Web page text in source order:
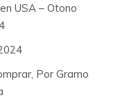
USA – Otono
Por Gramo